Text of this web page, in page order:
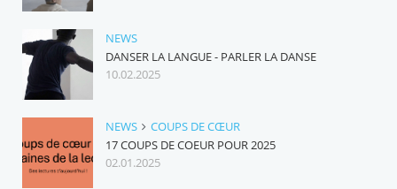
NEWS
DANSER LA LANGUE - PARLER LA DANSE
10.02.2025
NEWS
COUPS DE CŒUR
17 COUPS DE COEUR POUR 2025
02.01.2025